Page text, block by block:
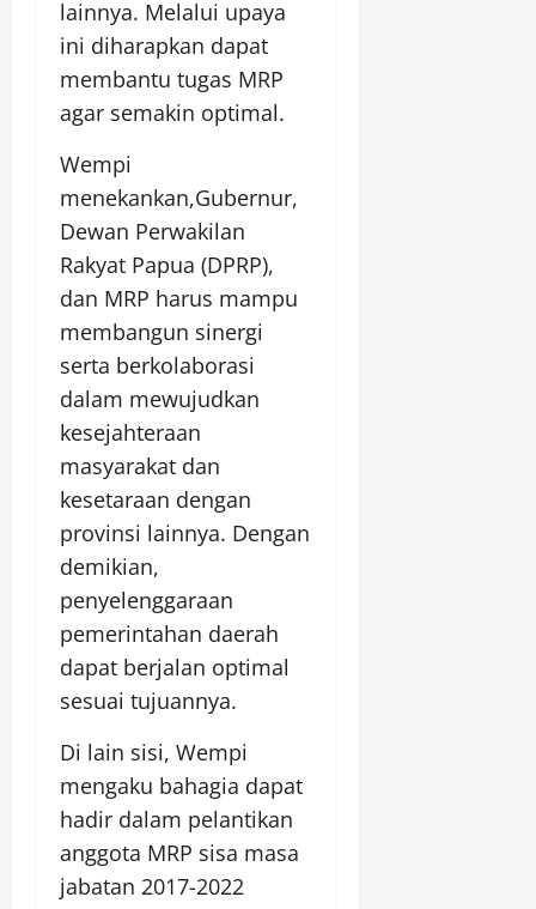
lainnya. Melalui upaya
ini diharapkan dapat
membantu tugas MRP
agar semakin optimal.
Wempi
menekankan,Gubernur,
Dewan Perwakilan
Rakyat Papua (DPRP),
dan MRP harus mampu
membangun sinergi
serta berkolaborasi
dalam mewujudkan
kesejahteraan
masyarakat dan
kesetaraan dengan
provinsi lainnya. Dengan
demikian,
penyelenggaraan
pemerintahan daerah
dapat berjalan optimal
sesuai tujuannya.
Di lain sisi, Wempi
mengaku bahagia dapat
hadir dalam pelantikan
anggota MRP sisa masa
jabatan 2017-2022